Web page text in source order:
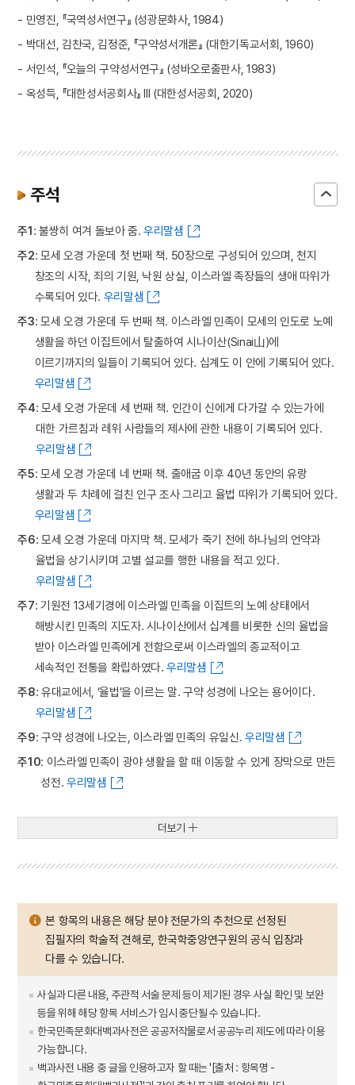
- 민영진, 『국역성서연구』 (성광문화사, 1984)
- 박대선, 김찬국, 김정준, 『구약성서개론』 (대한기독교서회, 1960)
- 서인석, 『오늘의 구약성서연구』 (성바오로출판사, 1983)
- 옥성득, 『대한성서공회사』 III (대한성서공회, 2020)
주석
주1: 불쌍히 여겨 돌보아 줌.우리말샘
주2: 모세 오경 가운데 첫 번째 책. 50장으로 구성되어 있으며, 천지
창조의 시작, 죄의 기원, 낙원 상실, 이스라엘 족장들의 생애 따위가
수록되어 있다. 우리말샘
주3: 모세 오경 가운데 두 번째 책. 이스라엘 민족이 모세의 인도로 노예
생활을 하던 이집트에서 탈출하여 시나이산(Sinai山)에
이르기까지의 일들이 기록되어 있다. 십계도 이 안에 기록되어 있다.
우리말샘
주4: 모세 오경 가운데 세 번째 책. 인간이 신에게 다가갈 수 있는가에
대한 가르침과 레위 사람들의 제사에 관한 내용이 기록되어 있다.
우리말샘
주5: 모세 오경 가운데 네 번째 책. 출애굽 이후 40년 동안의 유랑
생활과 두 차례에 걸친 인구 조사 그리고 율법 따위가 기록되어 있다.
우리말샘
주6: 모세 오경 가운데 마지막 책. 모세가 죽기 전에 하나님의 언약과
율법을 상기시키며 고별 설교를 행한 내용을 적고 있다.
우리말샘
주7: 기원전 13세기경에 이스라엘 민족을 이집트의 노예 상태에서
해방시킨 민족의 지도자. 시나이산에서 십계를 비롯한 신의 율법을
받아 이스라엘 민족에게 전함으로써 이스라엘의 종교적이고
세속적인 전통을 확립하였다.우리말샘
주8: 유대교에서, ‘율법’을 이르는 말. 구약 성경에 나오는 용어이다.
우리말샘
주9: 구약 성경에 나오는, 이스라엘 민족의 유일신. 우리말샘
주10: 이스라엘 민족이 광야 생활을 할 때 이동할 수 있게 장막으로 만든
성전. 우리말샘
더보기
본 항목의 내용은 해당 분야 전문가의 추천으로 선정된
집필자의 학술적 견해로, 한국학중앙연구원의 공식 입장과
다를 수 있습니다.
사실과 다른 내용, 주관적 서술 문제 등이 제기된 경우 사실 확인 및 보완
등을 위해 해당 항목 서비스가 임시 중단될 수 있습니다.
한국민족문화대백과사전은 공공저작물로서 공공누리 제도에 따라 이용
가능합니다.
백과사전 내용 중 글을 인용하고자 할 때는 '[출처 : 항목명 -